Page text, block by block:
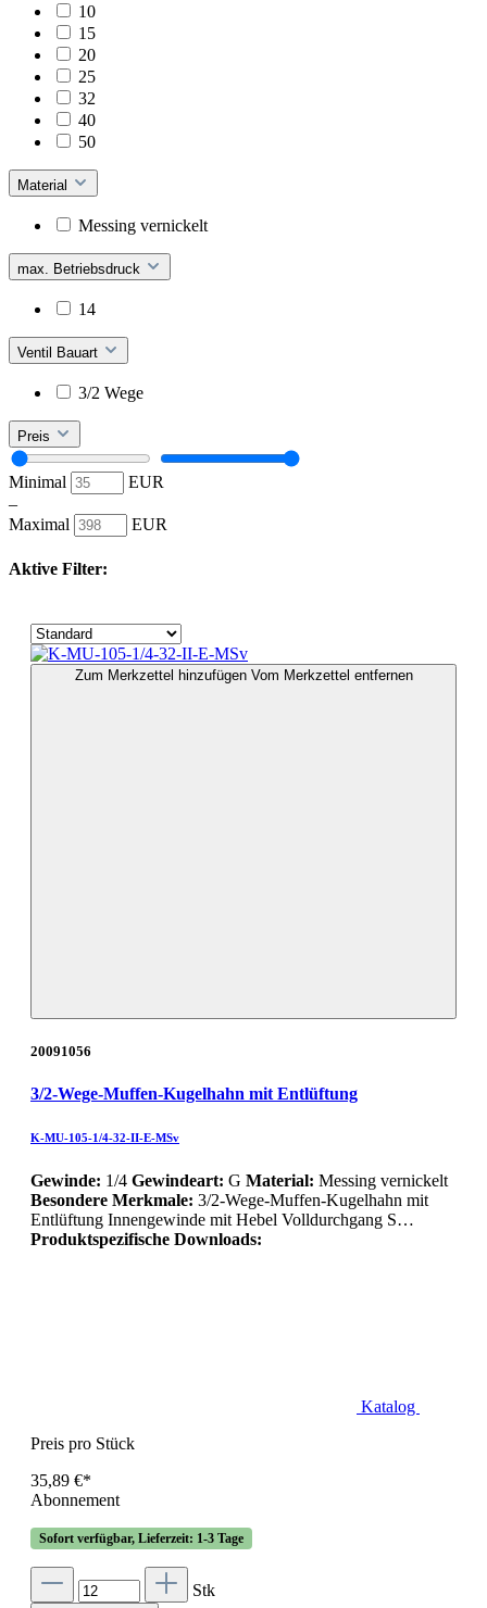
10
15
20
25
32
40
50
Material
Messing vernickelt
max. Betriebsdruck
14
Ventil Bauart
3/2 Wege
Preis
Minimal
EUR
–
Maximal
EUR
Aktive Filter:
Zum Merkzettel hinzufügen Vom Merkzettel entfernen
20091056
3/2-Wege-Muffen-Kugelhahn mit Entlüftung
K-MU-105-1/4-32-II-E-MSv
Gewinde: 1/4 Gewindeart: G Material: Messing vernickelt
Besondere Merkmale: 3/2-Wege-Muffen-Kugelhahn mit
Entlüftung Innengewinde mit Hebel Volldurchgang S…
Produktspezifische Downloads:
Katalog
Preis pro Stück
35,89 €*
Abonnement
Sofort verfügbar, Lieferzeit: 1-3 Tage
Stk